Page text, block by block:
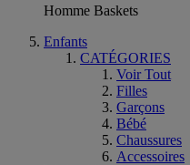
Homme Baskets
Enfants
CATÉGORIES
Voir Tout
Filles
Garçons
Bébé
Chaussures
Accessoires